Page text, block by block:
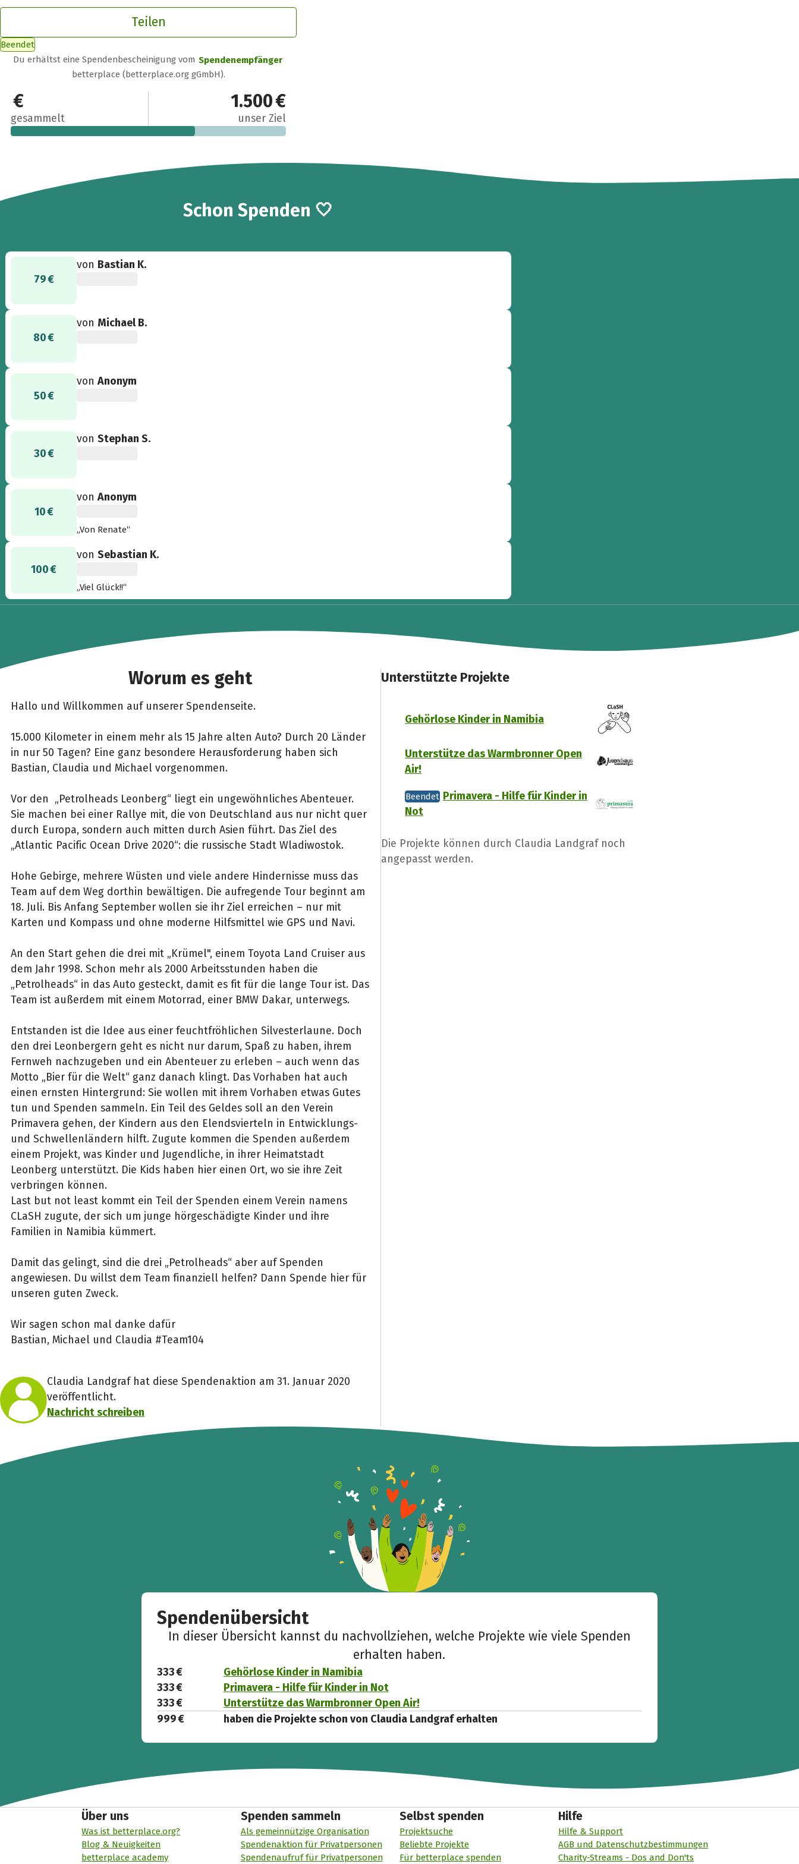
Teilen
Beendet
Du erhältst eine Spendenbescheinigung vom Spendenempfänger
betterplace (betterplace.org gGmbH).
999 €
gesammelt
1.500 €
unser Ziel
Schon14
Spenden 🤍
79 €
von Bastian K.
80 €
von Michael B.
50 €
vonAnonym
30 €
vonStephan S.
10 €
vonAnonym
„Von Renate“
100 €
vonSebastian K.
„Viel Glück!!“
Worum es geht
Hallo und Willkommen auf unserer Spendenseite.
15.000 Kilometer in einem mehr als 15 Jahre alten Auto? Durch 20 Länder
in nur 50 Tagen? Eine ganz besondere Herausforderung haben sich
Bastian, Claudia und Michael vorgenommen.
Vor den „Petrolheads Leonberg“ liegt ein ungewöhnliches Abenteuer.
Sie machen bei einer Rallye mit, die von Deutschland aus nur nicht quer
durch Europa, sondern auch mitten durch Asien führt. Das Ziel des
„Atlantic Pacific Ocean Drive 2020“: die russische Stadt Wladiwostok.
Hohe Gebirge, mehrere Wüsten und viele andere Hindernisse muss das
Team auf dem Weg dorthin bewältigen. Die aufregende Tour beginnt am
18. Juli. Bis Anfang September wollen sie ihr Ziel erreichen – nur mit
Karten und Kompass und ohne moderne Hilfsmittel wie GPS und Navi.
An den Start gehen die drei mit „Krümel", einem Toyota Land Cruiser aus
dem Jahr 1998. Schon mehr als 2000 Arbeitsstunden haben die
„Petrolheads“ in das Auto gesteckt, damit es fit für die lange Tour ist. Das
Team ist außerdem mit einem Motorrad, einer BMW Dakar, unterwegs.
Entstanden ist die Idee aus einer feuchtfröhlichen Silvesterlaune. Doch
den drei Leonbergern geht es nicht nur darum, Spaß zu haben, ihrem
Fernweh nachzugeben und ein Abenteuer zu erleben – auch wenn das
Motto „Bier für die Welt“ ganz danach klingt. Das Vorhaben hat auch
einen ernsten Hintergrund: Sie wollen mit ihrem Vorhaben etwas Gutes
tun und Spenden sammeln. Ein Teil des Geldes soll an den Verein
Primavera gehen, der Kindern aus den Elendsvierteln in Entwicklungs-
und Schwellenländern hilft. Zugute kommen die Spenden außerdem
einem Projekt, was Kinder und Jugendliche, in ihrer Heimatstadt
Leonberg unterstützt. Die Kids haben hier einen Ort, wo sie ihre Zeit
verbringen können.
Last but not least kommt ein Teil der Spenden einem Verein namens
CLaSH zugute, der sich um junge hörgeschädigte Kinder und ihre
Familien in Namibia kümmert.
Damit das gelingt, sind die drei „Petrolheads“ aber auf Spenden
angewiesen. Du willst dem Team finanziell helfen? Dann Spende hier für
unseren guten Zweck.
Wir sagen schon mal danke dafür
Bastian, Michael und Claudia #Team104
Claudia Landgraf hat diese Spendenaktion am 31. Januar 2020
veröffentlicht.
Nachricht schreiben
Unterstützte Projekte
Gehörlose Kinder in Namibia
Unterstütze das Warmbronner Open
Air!
Beendet Primavera - Hilfe für Kinder in
Not
Die Projekte können durch Claudia Landgraf noch
angepasst werden.
Spendenübersicht
In dieser Übersicht kannst du nachvollziehen, welche Projekte wie viele Spenden
erhalten haben.
333 €
Gehörlose Kinder in Namibia
333 €
Primavera - Hilfe für Kinder in Not
333 €
Unterstütze das Warmbronner Open Air!
999 €
haben die Projekte schon von Claudia Landgraf erhalten
Hilf mit noch mehr Spenden zu sammeln!
Über uns
Was ist betterplace.org?
Blog & Neuigkeiten
betterplace academy
Spenden sammeln
Als gemeinnützige Organisation
Spendenaktion für Privatpersonen
Spendenaufruf für Privatpersonen
Selbst spenden
Projektsuche
Beliebte Projekte
Für betterplace spenden
Hilfe
Hilfe & Support
AGB und Datenschutzbestimmungen
Charity-Streams - Dos and Don'ts